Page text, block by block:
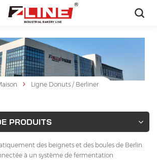
Ligne Donuts / Berliner
PRODUITS
des beignets et des boules de Berlin.
à un système de fermentation